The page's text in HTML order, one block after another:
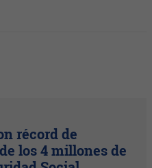
récord de
los 4 millones de